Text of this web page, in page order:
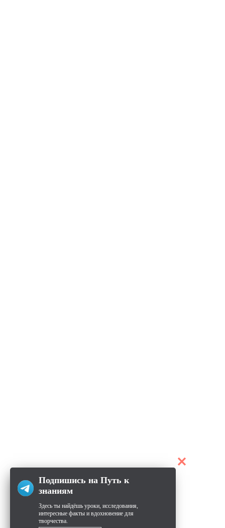
Подпишись на Путь к
знаниям
Здесь ты найдёшь уроки, исследования,
интересные факты и вдохновение для
творчества.